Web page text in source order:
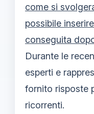
come si
possibile
conseguita
Durante le
esperti e
fornito risposte
ricorrenti.